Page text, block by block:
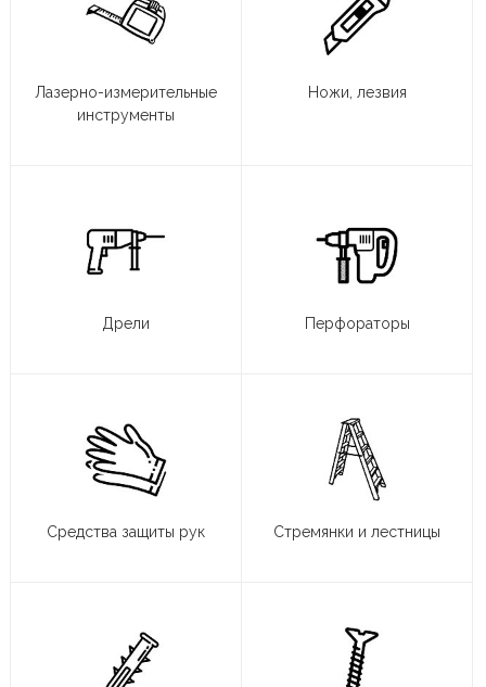
Лазерно-измерительные
инструменты
Ножи, лезвия
Дрели Перфораторы
Средства защиты рук Стремянки и лестницы